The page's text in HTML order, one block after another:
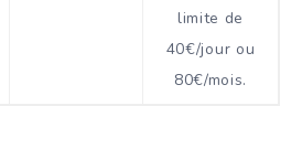
limite de
40€/jour ou
80€/mois.